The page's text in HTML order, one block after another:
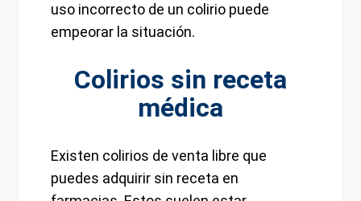
uso incorrecto de un colirio puede
empeorar la situación.
Colirios sin receta
médica
Existen colirios de venta libre que
puedes adquirir sin receta en